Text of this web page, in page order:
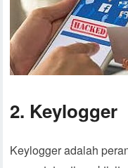
2. Keylogger
Keylogger adalah